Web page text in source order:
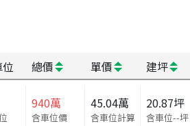
總價 單價 建坪
940萬
含車位價
45.04萬
含車位計算
20.87坪
含車位--坪